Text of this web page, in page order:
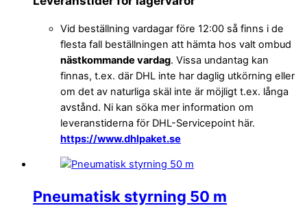
Vid beställning vardagar före 12:00 så finns i de
flesta fall beställningen att hämta hos valt ombud
nästkommande vardag. Vissa undantag kan
finnas, t.ex. där DHL inte har daglig utkörning eller
om det av naturliga skäl inte är möjligt t.ex. långa
avstånd. Ni kan söka mer information om
leveranstiderna för DHL-Servicepoint här.
https://www.dhlpaket.se
Pneumatisk styrning 50 m